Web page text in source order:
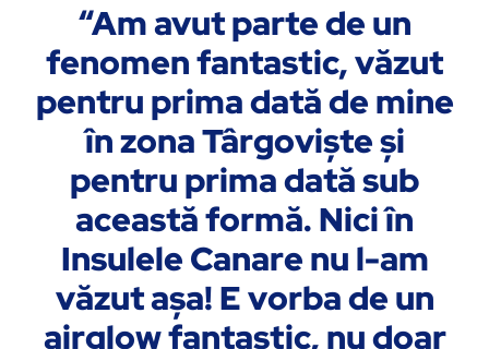
“Am avut parte de un
fenomen fantastic, văzut
pentru prima dată de mine
în zona Târgovişte şi
pentru prima dată sub
această formă. Nici în
Insulele Canare nu l-am
văzut aşa! E vorba de un
airglow fantastic, nu doar